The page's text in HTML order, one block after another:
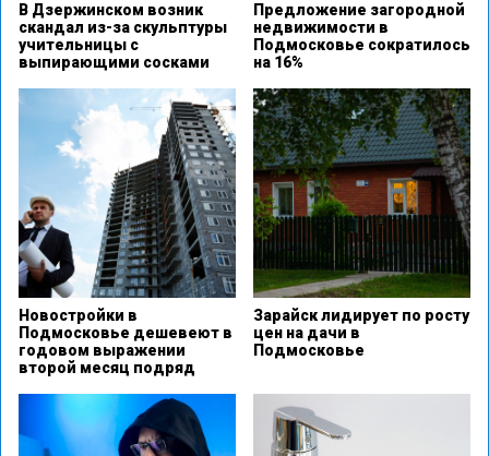
В Дзержинском возник
скандал из-за скульптуры
учительницы с
выпирающими сосками
Предложение загородной
недвижимости в
Подмосковье сократилось
на 16%
Новостройки в
Подмосковье дешевеют в
годовом выражении
второй месяц подряд
Зарайск лидирует по росту
цен на дачи в
Подмосковье